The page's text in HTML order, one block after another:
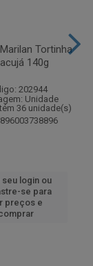
Tortinha
140g
202944
Unidade
36 unidade(s)
seu login ou
se para
preços e